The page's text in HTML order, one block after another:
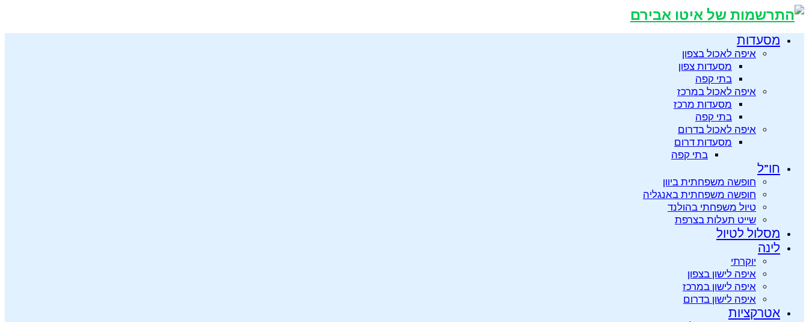
מסעדות
איפה לאכול בצפון
מסעדות צפון
בתי קפה
איפה לאכול במרכז
מסעדות מרכז
בתי קפה
איפה לאכול בדרום
מסעדות דרום
בתי קפה
חו”ל
חופשה משפחתית ביוון
חופשה משפחתית באנגליה
טיול משפחתי בהולנד
שייט תעלות בצרפת
מסלול לטיול
לינה
יוקרתי
איפה לישון בצפון
איפה לישון במרכז
איפה לישון בדרום
אטרקציות